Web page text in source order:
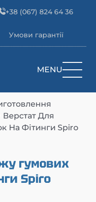
+38 (067) 824 64 36
Умови гарантії
MENU
Верстат Для
На Фітинги Spiro
гумових
Spiro